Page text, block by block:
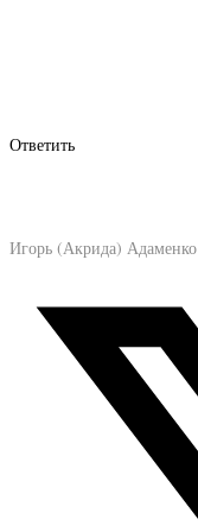
Ответить
Игорь (Акрида) Адаменко